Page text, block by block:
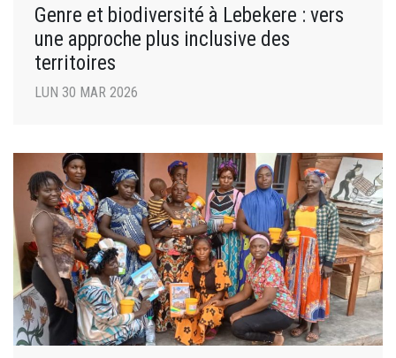
Genre et biodiversité à Lebekere : vers
une approche plus inclusive des
territoires
LUN 30 MAR 2026